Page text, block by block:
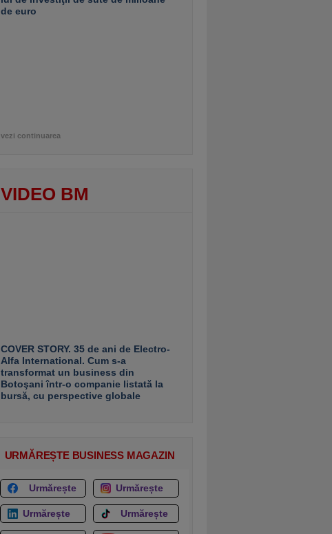
de euro
vezi continuarea
VIDEO BM
COVER STORY. 35 de ani de Electro-
Alfa International. Cum s-a
transformat un business din
Botoşani într-o companie listată la
bursă, cu perspective globale
URMĂREȘTE BUSINESS MAGAZIN
Urmărește Urmărește
Urmărește Urmărește